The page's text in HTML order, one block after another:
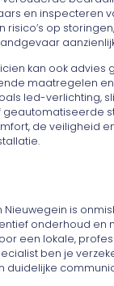
en inspecteren
risico’s op
kan ook advies
maatregelen
led-verlichting,
de veiligheid
Nieuwegein is
onderhoud en
een lokale,
ben je
duidelijke